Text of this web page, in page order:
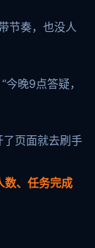
节奏，也没人
晚9点答疑，
了页面就去刷手
数、任务完成